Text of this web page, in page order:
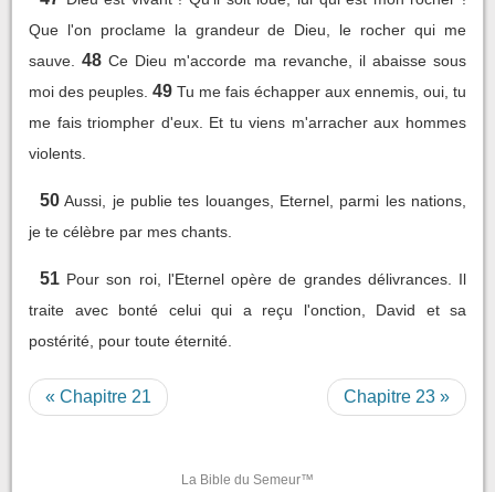
Que l'on proclame la grandeur de Dieu, le rocher qui me
sauve.
48 Ce Dieu m'accorde ma revanche, il abaisse sous
moi des peuples. 49 Tu me fais échapper aux ennemis, oui, tu
me fais triompher d'eux. Et tu viens m'arracher aux hommes
violents.
50 Aussi, je publie tes louanges, Eternel, parmi les nations,
je te célèbre par mes chants.
51 Pour son roi, l'Eternel opère de grandes délivrances. Il
traite avec bonté celui qui a reçu l'onction, David et sa
postérité, pour toute éternité.
« Chapitre 21 Chapitre 23 »
La Bible du Semeur™